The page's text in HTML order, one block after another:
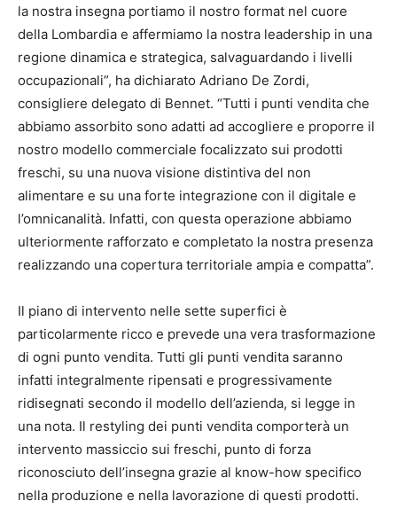
la nostra insegna portiamo il nostro format nel cuore
della Lombardia e affermiamo la nostra leadership in una
regione dinamica e strategica, salvaguardando i livelli
occupazionali”, ha dichiarato Adriano De Zordi,
consigliere delegato di Bennet. “Tutti i punti vendita che
abbiamo assorbito sono adatti ad accogliere e proporre il
nostro modello commerciale focalizzato sui prodotti
freschi, su una nuova visione distintiva del non
alimentare e su una forte integrazione con il digitale e
l’omnicanalità. Infatti, con questa operazione abbiamo
ulteriormente rafforzato e completato la nostra presenza
realizzando una copertura territoriale ampia e compatta”.
Il piano di intervento nelle sette superfici è
particolarmente ricco e prevede una vera trasformazione
di ogni punto vendita. Tutti gli punti vendita saranno
infatti integralmente ripensati e progressivamente
ridisegnati secondo il modello dell’azienda, si legge in
una nota. Il restyling dei punti vendita comporterà un
intervento massiccio sui freschi, punto di forza
riconosciuto dell’insegna grazie al know-how specifico
nella produzione e nella lavorazione di questi prodotti.